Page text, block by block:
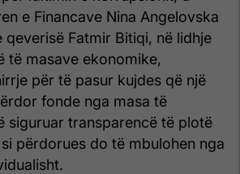
e Financave Nina Angelovska
qeverisë Fatmir Bitiqi, në lidhje
të masave ekonomike,
për të pasur kujdes që një
fonde nga masa të
siguruar transparencë të plotë
përdorues do të mbulohen nga